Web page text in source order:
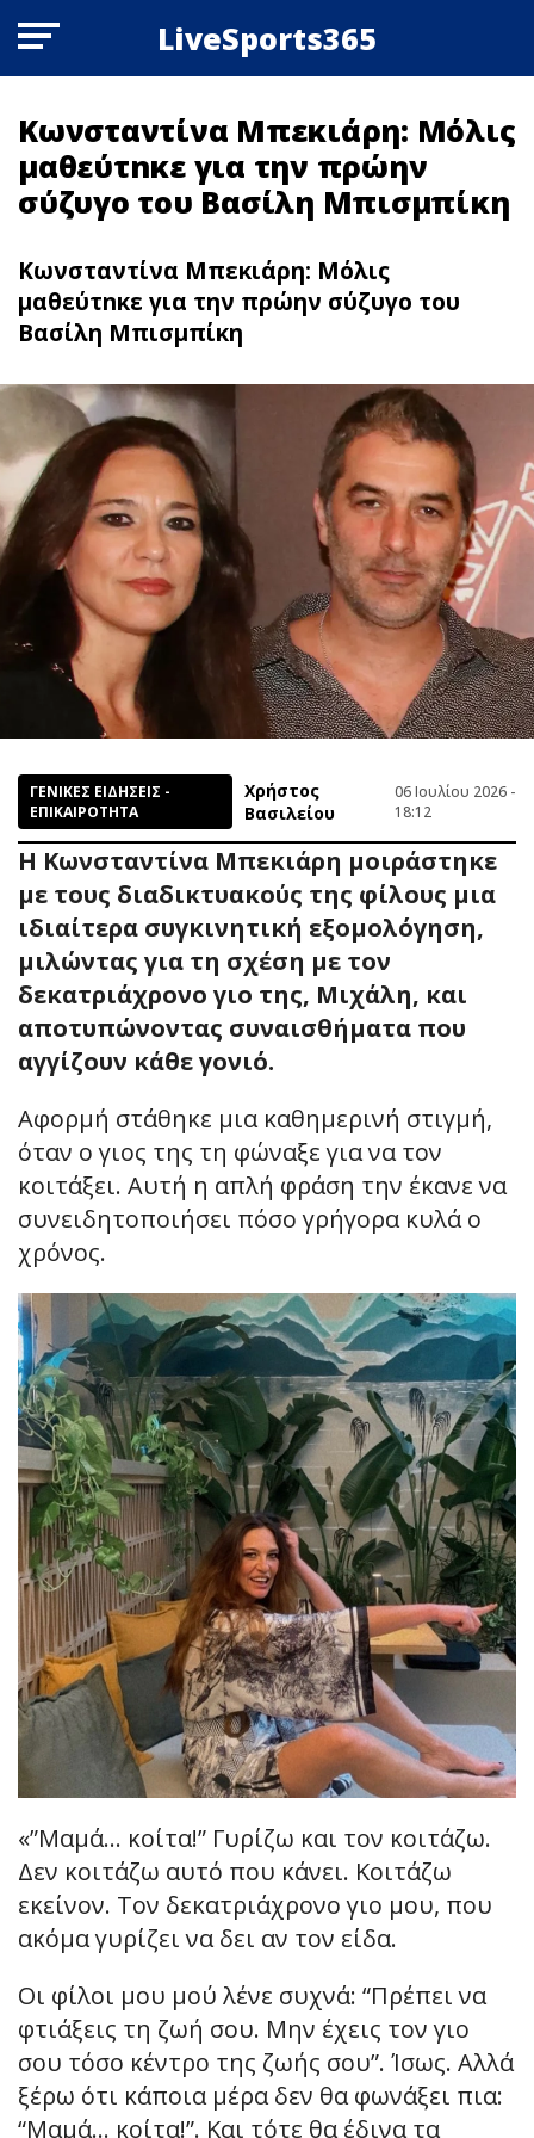
LiveSports365
Κωνσταντίνα Μπεκιάρη: Μόλις
μαθεύτnκε για την πρώην
σύζυγο του Βασίλη Μπισμπίκη
Κωνσταντίνα Μπεκιάρη: Μόλις
μαθεύτnκε για την πρώην σύζυγο του
Βασίλη Μπισμπίκη
ΓΕΝΙΚΕΣ ΕΙΔΗΣΕΙΣ -
ΕΠΙΚΑΙΡΟΤΗΤΑ
Χρήστος
Βασιλείου
06 Ιουλίου 2026 -
18:12
Η Κωνσταντίνα Μπεκιάρη μοιράστηκε
με τους διαδικτυακούς της φίλους μια
ιδιαίτερα συγκινητική εξομολόγηση,
μιλώντας για τη σχέση με τον
δεκατριάχρονο γιο της, Μιχάλη, και
αποτυπώνοντας συναισθήματα που
αγγίζουν κάθε γονιό.
Αφορμή στάθηκε μια καθημερινή στιγμή,
όταν ο γιος της τη φώναξε για να τον
κοιτάξει. Αυτή η απλή φράση την έκανε να
συνειδητοποιήσει πόσο γρήγορα κυλά ο
χρόνος.
«”Μαμά… κοίτα!” Γυρίζω και τον κοιτάζω.
Δεν κοιτάζω αυτό που κάνει. Κοιτάζω
εκείνον. Τον δεκατριάχρονο γιο μου, που
ακόμα γυρίζει να δει αν τον είδα.
Οι φίλοι μου μού λένε συχνά: “Πρέπει να
φτιάξεις τη ζωή σου. Μην έχεις τον γιο
σου τόσο κέντρο της ζωής σου”. Ίσως. Αλλά
ξέρω ότι κάποια μέρα δεν θα φωνάξει πια:
“Μαμά… κοίτα!”. Και τότε θα έδινα τα